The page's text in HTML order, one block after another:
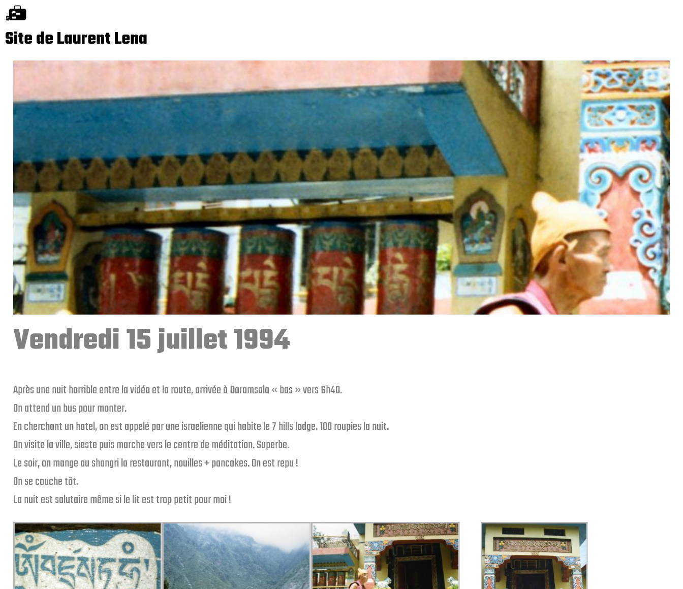
Site de Laurent Lena
Vendredi 15 juillet 1994
Après une nuit horrible entre la vidéo et la route, arrivée à Daramsala « bas » vers 6h40.
On attend un bus pour monter.
En cherchant un hotel, on est appelé par une israelienne qui habite le 7 hills lodge. 100 roupies la nuit.
On visite la ville, sieste puis marche vers le centre de méditation. Superbe.
Le soir, on mange au shangri la restaurant, nouilles + pancakes. On est repu !
On se couche tôt.
La nuit est salutaire même si le lit est trop petit pour moi !